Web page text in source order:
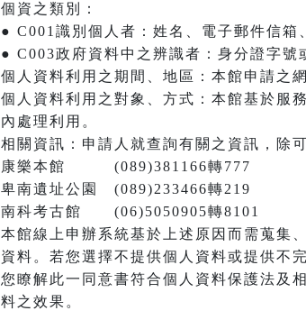
個資之類別：
● C001識別個人者：姓名、電子郵件信箱
● C003政府資料中之辨識者：身分證字號
個人資料利用之期間、地區：本館申請之網
個人資料利用之對象、方式：本館基於服
內處理利用。
相關資訊：申請人就查詢有關之資訊，除
康樂本館 (089)381166轉777
卑南遺址公園 (089)233466轉219
南科考古館 (06)5050905轉8101
本館線上申辦系統基於上述原因而需蒐集
資料。若您選擇不提供個人資料或提供不
您瞭解此一同意書符合個人資料保護法及
料之效果。